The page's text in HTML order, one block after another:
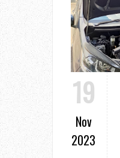
19
Nov
2023